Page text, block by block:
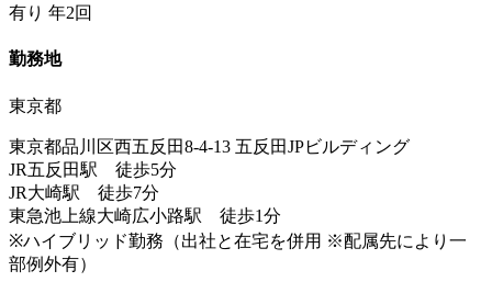
有り 年2回
勤務地
東京都
東京都品川区西五反田8-4-13 五反田JPビルディング
JR五反田駅 徒歩5分
JR大崎駅 徒歩7分
東急池上線大崎広小路駅 徒歩1分
※ハイブリッド勤務（出社と在宅を併用 ※配属先により一
部例外有）